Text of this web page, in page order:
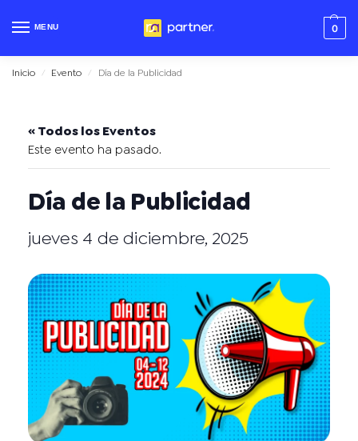
MENU 0
Inicio / Evento / Día de la Publicidad
« Todos los Eventos
Este evento ha pasado.
Día de la Publicidad
jueves 4 de diciembre, 2025